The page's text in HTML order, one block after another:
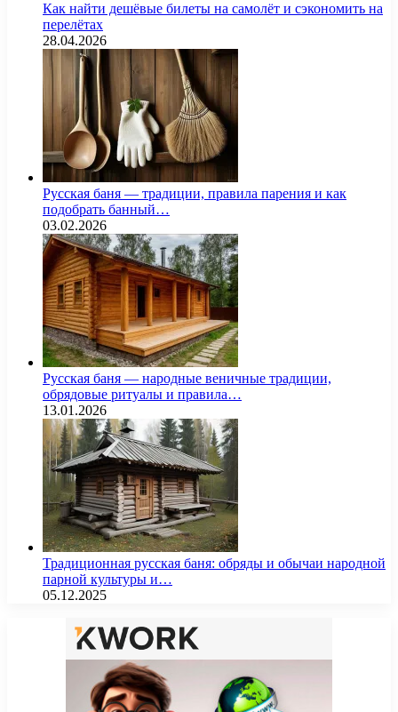
Как найти дешёвые билеты на самолёт и сэкономить на
перелётах
28.04.2026
Русская баня — традиции, правила парения и как
подобрать банный…
03.02.2026
Русская баня — народные веничные традиции,
обрядовые ритуалы и правила…
13.01.2026
Традиционная русская баня: обряды и обычаи народной
парной культуры и…
05.12.2025